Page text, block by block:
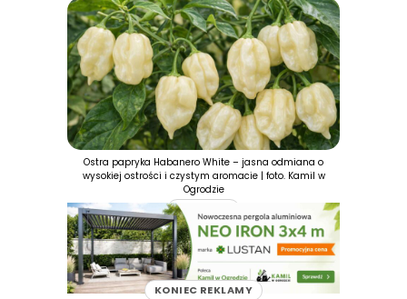
Ostra papryka Habanero White – jasna odmiana o
wysokiej ostrości i czystym aromacie | foto. Kamil w
Ogrodzie
REKLAMA
KONIEC REKLAMY